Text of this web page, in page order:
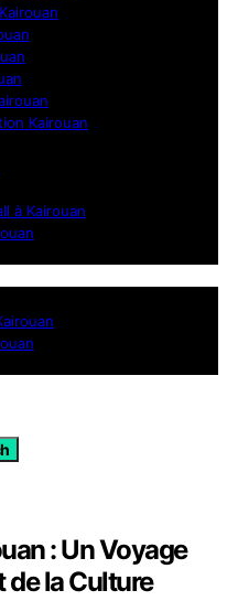
Kairouan
à Kairouan
: Un Voyage
de la Culture